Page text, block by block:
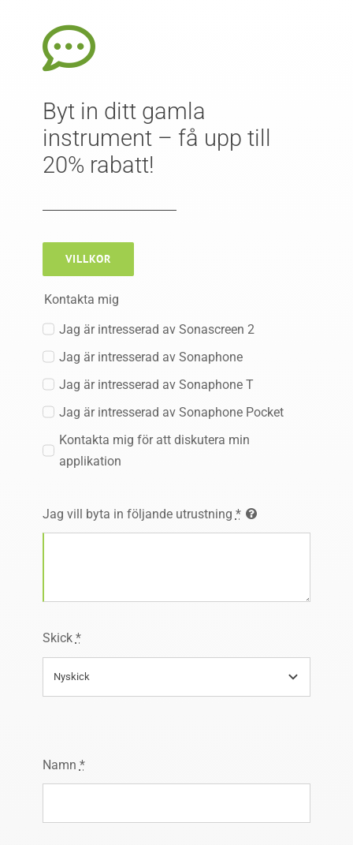
Byt in ditt gamla
instrument – få upp till
20% rabatt!
VILLKOR
Kontakta mig
Jag är intresserad av Sonascreen 2
Jag är intresserad av Sonaphone
Jag är intresserad av Sonaphone T
Jag är intresserad av Sonaphone Pocket
Kontakta mig för att diskutera min
applikation
Jag vill byta in följande utrustning *
Skick *
Namn *